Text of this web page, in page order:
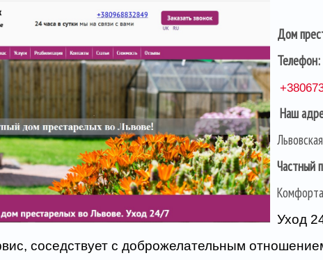
Дом
Телефон:
Наш
Частный
Уход
соседствует с доброжелательным